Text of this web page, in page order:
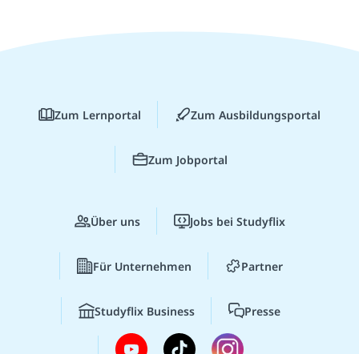
Zum Lernportal Zum Ausbildungsportal
Zum Jobportal
Über uns Jobs bei Studyflix
Für Unternehmen Partner
Studyflix Business Presse